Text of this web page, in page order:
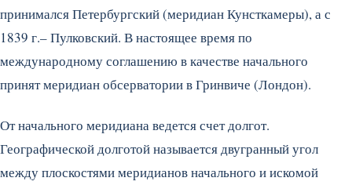
принимался Петербургский (меридиан Кунсткамеры), а с
1839 г.– Пулковский. В настоящее время по
международному соглашению в качестве начального
принят меридиан обсерватории в Гринвиче (Лондон).
От начального меридиана ведется счет долгот.
Географической долготой называется двугранный угол
между плоскостями меридианов начального и искомой